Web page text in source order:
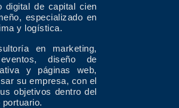
digital de capital cien
especializado en
y logística.
en marketing,
diseño de
y páginas web,
su empresa, con el
objetivos dentro del